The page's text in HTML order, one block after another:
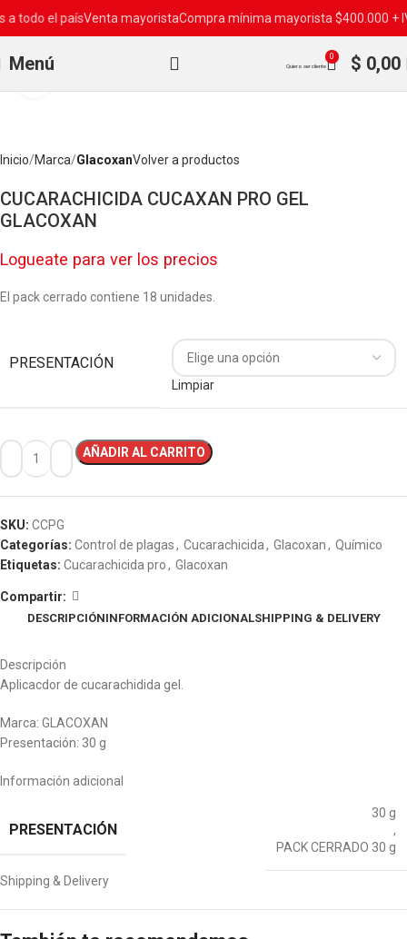
Menú Quiero ser cliente
0 $ 0,00
Inicio Marca GlacoxanVolver a productos
CUCARACHICIDA CUCAXAN PRO GEL
GLACOXAN
Logueate para ver los precios
El pack cerrado contiene 18 unidades.
PRESENTACIÓN
Limpiar
AÑADIR AL CARRITO
SKU: CCPG
Categorías: Control de plagas, Cucarachicida, Glacoxan, Químico
Etiquetas: Cucarachicida pro, Glacoxan
Compartir:
DESCRIPCIÓNINFORMACIÓN ADICIONALSHIPPING & DELIVERY
Descripción
Aplicacdor de cucarachidida gel.
Marca: GLACOXAN
Presentación: 30 g
Información adicional
PRESENTACIÓN
30 g
,
PACK CERRADO 30 g
Shipping & Delivery
el paísVenta mayoristaCompra mínima mayorista $400.000 + IVA